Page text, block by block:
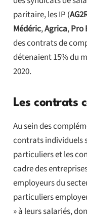
paritaire, les IP (
Médéric,Agrica,Pro
des contrats de
détenaient 15% du
2020.
Les contrats
Au sein des
contrats individuels
particuliers et les
cadre des
employeurs du
particuliers
» à leurs salariés,